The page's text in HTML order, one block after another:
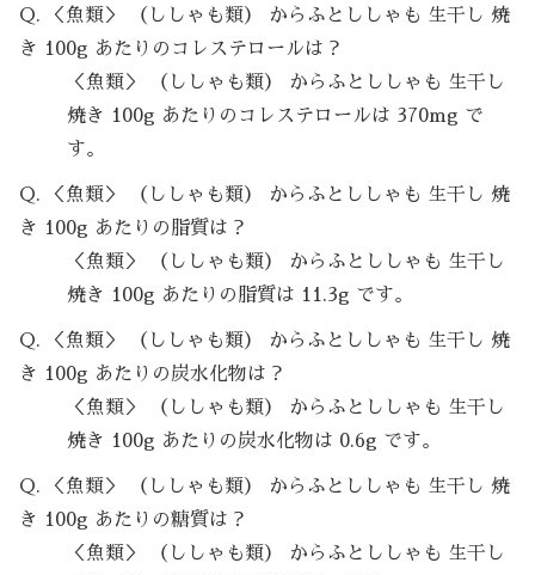
Q. ＜魚類＞ （ししゃも類） からふとししゃも 生干し 焼
き 100g あたりのコレステロールは？
＜魚類＞ （ししゃも類） からふとししゃも 生干し
焼き 100g あたりのコレステロールは 370mg で
す。
Q. ＜魚類＞ （ししゃも類） からふとししゃも 生干し 焼
き 100g あたりの脂質は？
＜魚類＞ （ししゃも類） からふとししゃも 生干し
焼き 100g あたりの脂質は 11.3g です。
Q. ＜魚類＞ （ししゃも類） からふとししゃも 生干し 焼
き 100g あたりの炭水化物は？
＜魚類＞ （ししゃも類） からふとししゃも 生干し
焼き 100g あたりの炭水化物は 0.6g です。
Q. ＜魚類＞ （ししゃも類） からふとししゃも 生干し 焼
き 100g あたりの糖質は？
＜魚類＞ （ししゃも類） からふとししゃも 生干し